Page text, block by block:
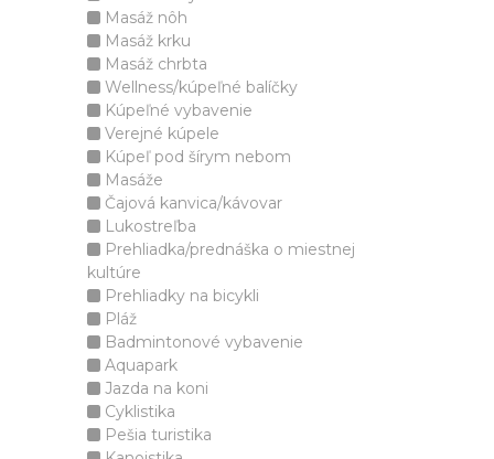
Masáž nôh
Masáž krku
Masáž chrbta
Wellness/kúpeľné balíčky
Kúpeľné vybavenie
Verejné kúpele
Kúpeľ pod šírym nebom
Masáže
Čajová kanvica/kávovar
Lukostreľba
Prehliadka/prednáška o miestnej
kultúre
Prehliadky na bicykli
Pláž
Badmintonové vybavenie
Aquapark
Jazda na koni
Cyklistika
Pešia turistika